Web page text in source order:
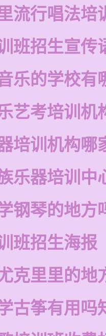
流行唱法培
班招生宣传
乐的学校有
艺考培训机
培训机构哪
乐器培训中
钢琴的地方
班招生海报
克里里的地
古筝有用吗